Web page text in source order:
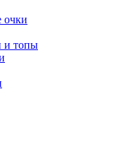
очки
и топы